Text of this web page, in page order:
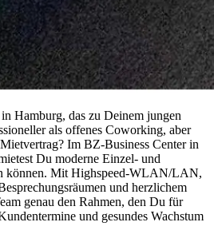
Hamburg, das zu Deinem jungen
als offenes Coworking, aber
Im BZ-Business Center in
Du moderne Einzel- und
können. Mit Highspeed-WLAN/LAN,
und herzlichem
genau den Rahmen, den Du für
und gesundes Wachstum